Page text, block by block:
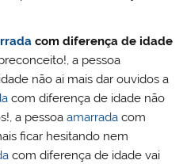
com diferença de idade
a pessoa
não ai mais dar ouvidos a
com diferença de idade não
a pessoaamarrada com
ficar hesitando nem
com diferença de idade vai